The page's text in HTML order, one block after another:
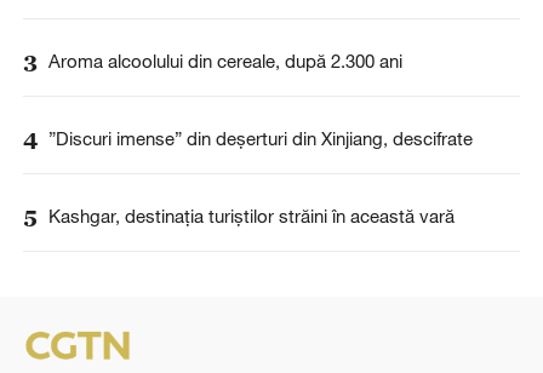
3 Aroma alcoolului din cereale, după 2.300 ani
4 ”Discuri imense” din deșerturi din Xinjiang, descifrate
5 Kashgar, destinația turiștilor străini în această vară